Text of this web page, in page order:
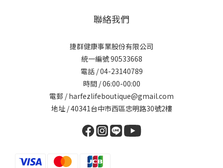
聯絡我們
捷群健康事業股份有限公司
統一編號 90533668
電話 / 04-23140789
時間 / 06:00-00:00
電郵 / harfezlifeboutique@gmail.com
地址 / 40341台中市西區忠明路30號2樓